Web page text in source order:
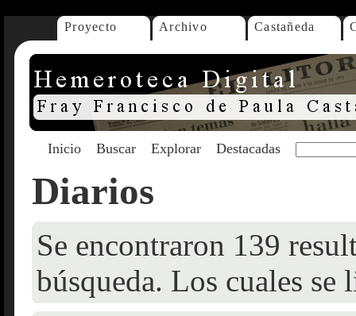
Proyecto Archivo Castañeda
Inicio Buscar Explorar Destacadas
Diarios
Se encontraron 139
búsqueda. Los cuales se